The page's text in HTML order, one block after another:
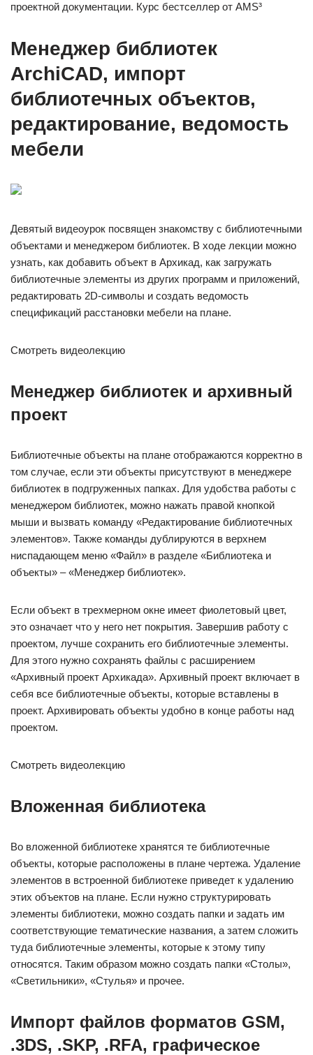
проектной документации. Курс бестселлер от AMS³
Менеджер библиотек
ArchiCAD, импорт
библиотечных объектов,
редактирование, ведомость
мебели
Девятый видеоурок посвящен знакомству с библиотечными
объектами и менеджером библиотек. В ходе лекции можно
узнать, как добавить объект в Архикад, как загружать
библиотечные элементы из других программ и приложений,
редактировать 2D-символы и создать ведомость
спецификаций расстановки мебели на плане.
Смотреть видеолекцию
Менеджер библиотек и архивный
проект
Библиотечные объекты на плане отображаются корректно в
том случае, если эти объекты присутствуют в менеджере
библиотек в подгруженных папках. Для удобства работы с
менеджером библиотек, можно нажать правой кнопкой
мыши и вызвать команду «Редактирование библиотечных
элементов». Также команды дублируются в верхнем
ниспадающем меню «Файл» в разделе «Библиотека и
объекты» – «Менеджер библиотек».
Если объект в трехмерном окне имеет фиолетовый цвет,
это означает что у него нет покрытия. Завершив работу с
проектом, лучше сохранить его библиотечные элементы.
Для этого нужно сохранять файлы с расширением
«Архивный проект Архикада». Архивный проект включает в
себя все библиотечные объекты, которые вставлены в
проект. Архивировать объекты удобно в конце работы над
проектом.
Смотреть видеолекцию
Вложенная библиотека
Во вложенной библиотеке хранятся те библиотечные
объекты, которые расположены в плане чертежа. Удаление
элементов в встроенной библиотеке приведет к удалению
этих объектов на плане. Если нужно структурировать
элементы библиотеки, можно создать папки и задать им
соответствующие тематические названия, а затем сложить
туда библиотечные элементы, которые к этому типу
относятся. Таким образом можно создать папки «Столы»,
«Светильники», «Стулья» и прочее.
Импорт файлов форматов GSM,
.3DS, .SKP, .RFA, графическое